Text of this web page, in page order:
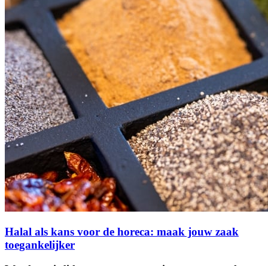
Halal als kans voor de horeca: maak jouw zaak
toegankelijker